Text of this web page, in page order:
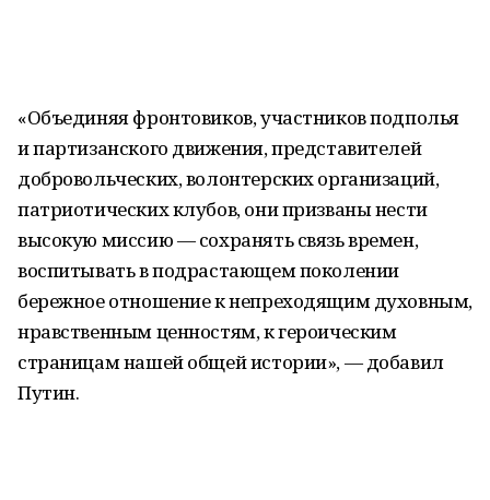
«Объединяя фронтовиков, участников подполья
и партизанского движения, представителей
добровольческих, волонтерских организаций,
патриотических клубов, они призваны нести
высокую миссию — сохранять связь времен,
воспитывать в подрастающем поколении
бережное отношение к непреходящим духовным,
нравственным ценностям, к героическим
страницам нашей общей истории», — добавил
Путин.